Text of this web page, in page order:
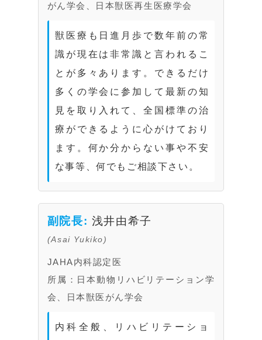
がん学会、日本獣医再生医療学会
獣医療も日進月歩で数年前の常
識が現在は非常識と言われるこ
とが多々あります。できるだけ
多くの学会に参加して最新の知
見を取り入れて、全国標準の治
療ができるように心がけており
ます。何か分からない事や不安
な事等、何でもご相談下さい。
副院長: 浅井由希子
(Asai Yukiko)
JAHA内科認定医
所属：日本動物リハビリテーション学
会、日本獣医がん学会
内科全般、リハビリテーショ